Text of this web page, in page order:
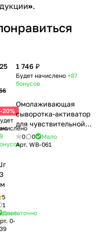
».
-20%
5
1
Достаточно
0-
1 746 ₽
Будет начислено +87
бонусов
Омолаживающая
сыворотка-активатор
для чувствительной
кожи / Activator
Serum For Sensitive
0 0
Мало
Арт. WB-061